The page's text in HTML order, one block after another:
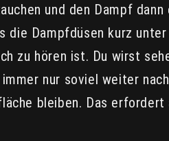
und den Dampf
die Dampfdüsen kurz
zu hören ist. Du wirst
nur soviel weiter
bleiben. Das